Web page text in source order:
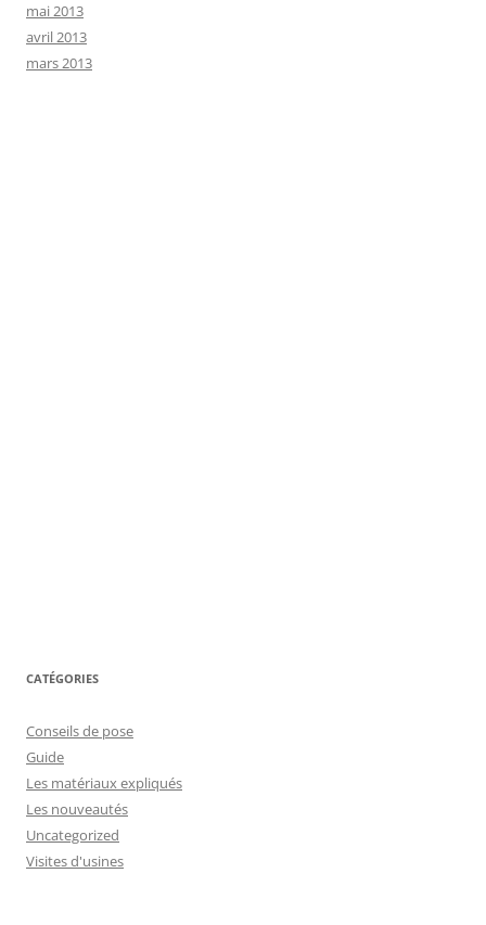
mai 2013
avril 2013
mars 2013
CATÉGORIES
Conseils de pose
Guide
Les matériaux expliqués
Les nouveautés
Uncategorized
Visites d'usines